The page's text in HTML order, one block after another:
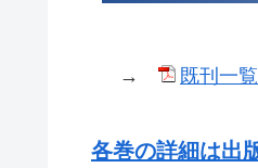
→ 既刊一覧
各巻の詳細は出